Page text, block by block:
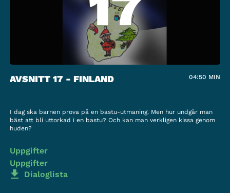
AVSNITT 17 - FINLAND 04:50 MIN
I dag ska barnen prova på en bastu-utmaning. Men hur undgår man
bäst att bli uttorkad i en bastu? Och kan man verkligen kissa genom
huden?
Uppgifter
Uppgifter
Dialoglista